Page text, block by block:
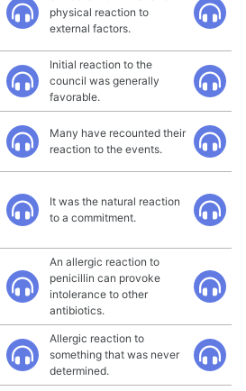
physical reaction to
external factors.
Initial reaction to the
council was generally
favorable.
Many have recounted their
reaction to the events.
It was the natural reaction
to a commitment.
An allergic reaction to
penicillin can provoke
intolerance to other
antibiotics.
Allergic reaction to
something that was never
determined.